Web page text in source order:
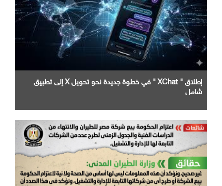
إطلاق " XChat " في خطوة جديدة نحو تحويل X إلى تطبيق
شامل